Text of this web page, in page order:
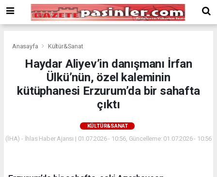
Bonusu
Veren
deneme
bonus
Bonus
Anasayfa Kültür&Sanat
Haydar Aliyev’in danışmanı İrfan
Ülkü’nün, özel kaleminin
kütüphanesi Erzurum’da bir sahafta
çıktı
KÜLTÜR&SANAT
(İHA) - İhlas Haber Ajansı | 01.07.2026 - 10:56, Güncelleme: 01.07.2026 - 10:56